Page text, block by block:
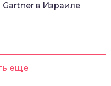
в Израиле
еще